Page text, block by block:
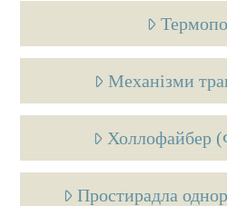
Механiзми
Холлофайбер
Простирадла